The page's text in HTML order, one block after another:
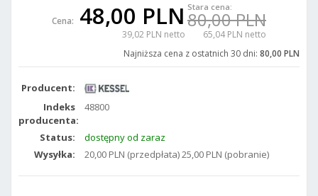
Cena: 48,00 PLN
39,02 PLN netto
Stara cena:
80,00 PLN
65,04 PLN netto
Najniższa cena z ostatnich 30 dni: 80,00 PLN
Producent:
Indeks
producenta:
48800
Status:
dostępny od zaraz
Wysyłka:
20,00 PLN (przedpłata) 25,00 PLN (pobranie)